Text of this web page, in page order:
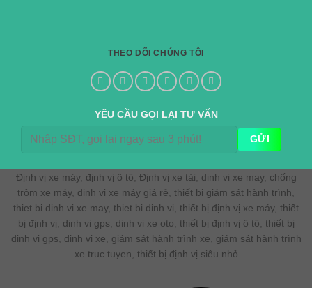
THEO DÕI CHÚNG TÔI
YÊU CẦU GỌI LẠI TƯ VẤN
Định vị xe máy, định vị ô tô Định vị xe tải dinh vi xe may, chống
trộm xe máy, định vị xe máy giá rẻ thiết bị giám sát hành trình
thiet bi dinh vi xe may, thiet bi dinh vi thiết bị định vị xe máy, thiết
bị định vị
dinh vi gps dinh vi xe oto thiết bị định vị ô tô thiết bị
định vị gps
dinh vi xe giám sát hành trình xe
giám sát hành trình
xe truc tuyen thiết bị định vị siêu nhỏ